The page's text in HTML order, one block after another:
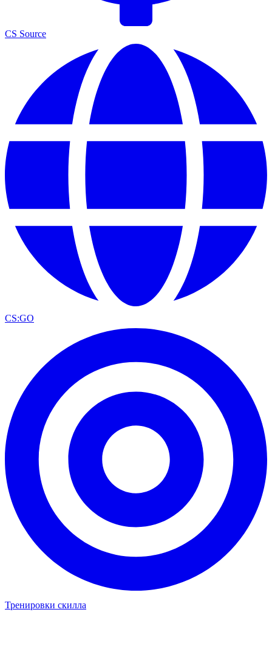
CS Source
CS:GO
Тренировки скилла